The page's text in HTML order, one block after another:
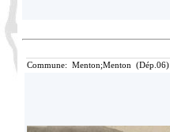
Commune: Menton;Menton (Dép.06)